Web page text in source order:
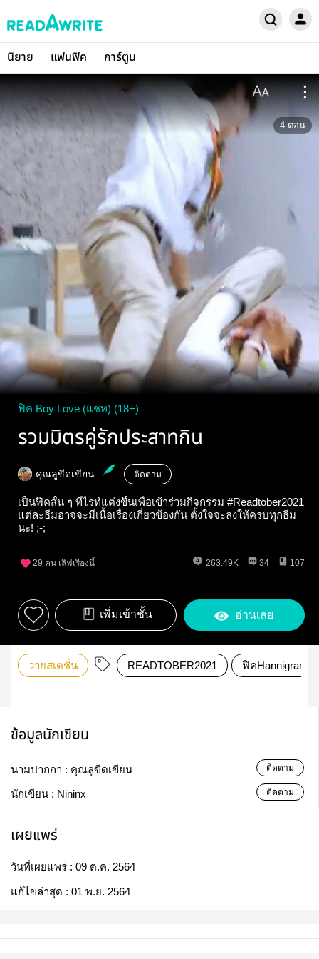
นิยาย แฟนฟิค การ์ตูน
4 ตอน
ฟิค Boy Love (แชท) (18+)
รวมมิตรคู่รักประสาทกิน
คุณลูขีดเขียน ติดตาม
เป็นฟิคสั้น ๆ ที่ไรท์แต่งขึ้นเพื่อเข้าร่วมกิจกรรม #Readtober2021
แต่ละธีมอาจจะมีเนื้อเรื่องเกี่ยวข้องกัน ตั้งใจจะลงให้ครบทุกธีม
นะ! ;-;
29 คน เลิฟเรื่องนี้ 263.49K 34 107
เพิ่มเข้าชั้น อ่านเลย
วายสเตชั่น READTOBER2021 ฟิคHannigram
ข้อมูลนักเขียน
นามปากกา : คุณลูขีดเขียน ติดตาม
นักเขียน : Nininx ติดตาม
เผยแพร่
วันที่เผยแพร่ : 09 ต.ค. 2564
แก้ไขล่าสุด : 01 พ.ย. 2564